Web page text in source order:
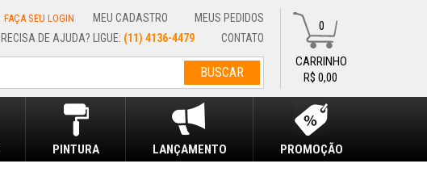
FAÇA SEU LOGIN
(11) 4136-4479 CONTATO
MEU CADASTRO MEUS PEDIDOS
PINTURA LANÇAMENTO PROMOÇÃO
R$ 0,00
0